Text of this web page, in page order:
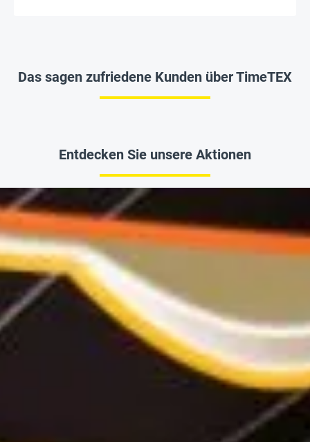
Das sagen zufriedene Kunden über TimeTEX
Entdecken Sie unsere Aktionen